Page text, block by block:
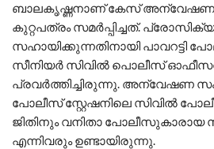
ബാലകൃഷ്ണനാണ് കേസ് അന്വേഷണം
കുറ്റപത്രം സമര്‍പ്പിച്ചത്.
സഹായിക്കുന്നതിനായി പാവറട്ടി
സീനിയര്‍ സിവില്‍ പൊലീസ്
പ്രവര്‍ത്തിച്ചിരുന്നു. അന്വേഷണ
പോലീസ് സ്റ്റേഷനിലെ സിവില്‍
ജിതിനും വനിതാ പോലീസുകാരായ
എന്നിവരും ഉണ്ടായിരുന്നു.